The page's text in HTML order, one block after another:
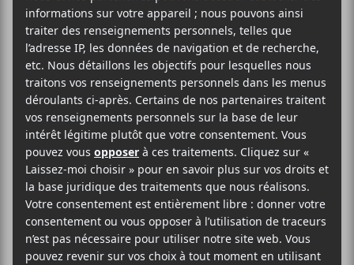
Le second jour du Festif! de Baie-Saint-Paul, le 22
juillet 2022, proposera des spectacles de Myriam
Gendron, Lou-Adriane Cassidy, Pearl Charles, Basia
Bulat, Ariane Roy, Ouri, Le Ren, Alexandra Lost,
Geoffroy, Mara Tremblay, Naya Ali, Mike Shabb, Bon
Enfant, Hubert Lenoir, L’Impératrice, Anachnid,
Golden Dawn Arrestra, Orchestre Tout Puissant
Marcel Duchamp, Dani Dorchin, Robert Robert, Les
Louanges, Connaisseur Ticaso, Manu Militari, Gros
Mené et The Courettes.
AJOUTER AU CALENDRIER